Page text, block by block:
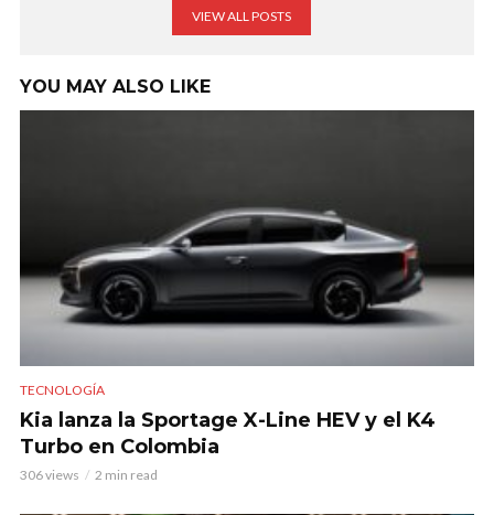
VIEW ALL POSTS
YOU MAY ALSO LIKE
TECNOLOGÍA
Kia lanza la Sportage X-Line HEV y el K4
Turbo en Colombia
306 views 2 min read